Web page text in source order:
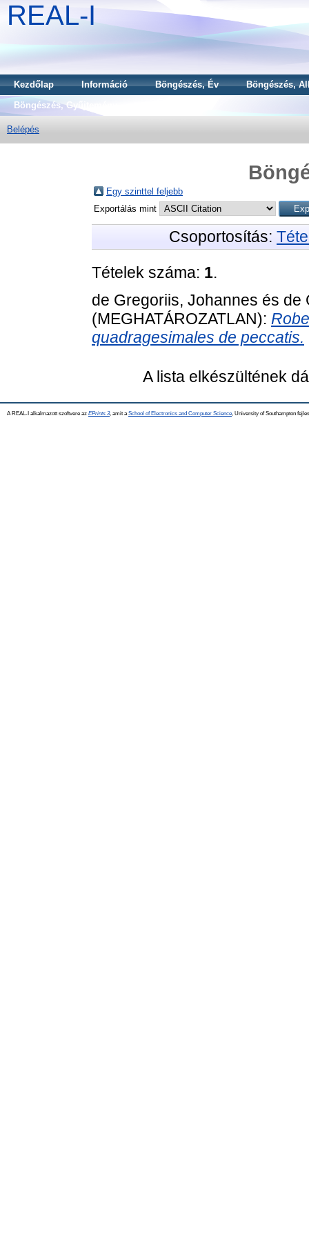
REAL-I
Kezdőlap Információ Böngészés, Év
Böngészés,
Böngészés, Gyűjtemény
Belépés
Egy szinttel feljebb
Exportálás mint
Csoportosítás:
Tételek száma: 1.
de Gregoriis, Johannes és de
(MEGHATÁROZATLAN):
quadragesimales de peccatis.
A lista elkészültének
A REAL-I alkalmazott szoftvere az EPrints 3, amit a School of Electronics and Computer Science , University of Southampton